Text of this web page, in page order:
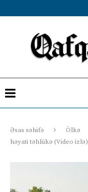
Əsas səhifə Ölkə
həyati təhlükə (Video izlə)